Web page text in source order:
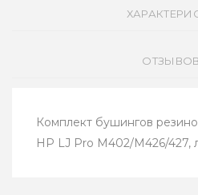
ОТЗЫВОВ
Комплект бушингов
HP LJ Pro M402/M426/427,